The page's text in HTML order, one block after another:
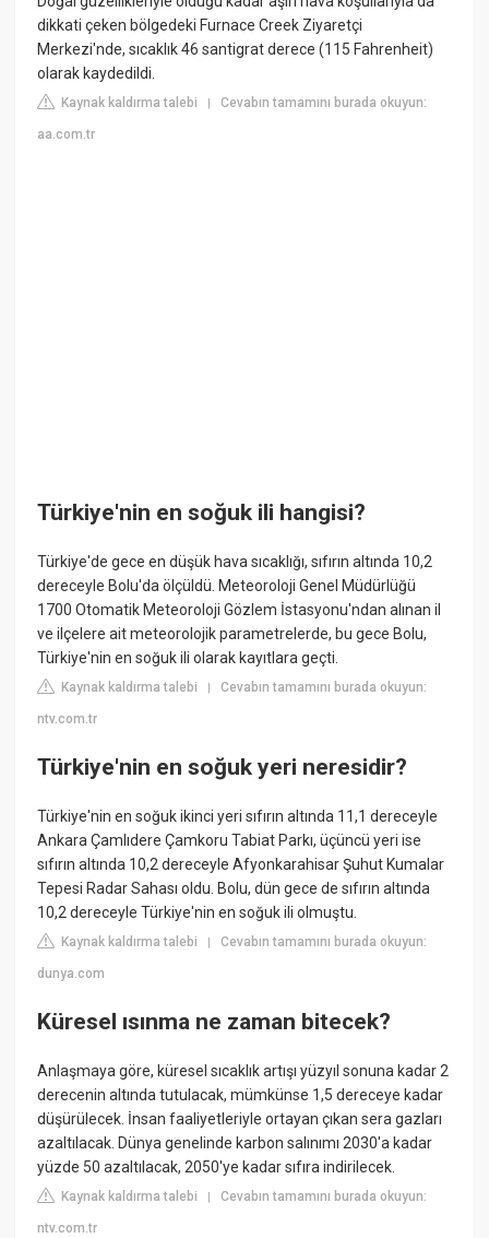
dikkati çeken bölgedeki Furnace Creek Ziyaretçi
Merkezi'nde, sıcaklık 46 santigrat derece (115 Fahrenheit)
olarak kaydedildi.
Kaynak kaldırma talebi |Cevabın tamamını burada okuyun:
aa.com.tr
Türkiye'nin en soğuk ili hangisi?
Türkiye'de gece en düşük hava sıcaklığı, sıfırın altında 10,2
dereceyle Bolu'da ölçüldü. Meteoroloji Genel Müdürlüğü
1700 Otomatik Meteoroloji Gözlem İstasyonu'ndan alınan il
ve ilçelere ait meteorolojik parametrelerde, bu gece Bolu,
Türkiye'nin en soğuk ili olarak kayıtlara geçti.
Kaynak kaldırma talebi |Cevabın tamamını burada okuyun:
ntv.com.tr
Türkiye'nin en soğuk yeri neresidir?
Türkiye'nin en soğuk ikinci yeri sıfırın altında 11,1 dereceyle
Ankara Çamlıdere Çamkoru Tabiat Parkı, üçüncü yeri ise
sıfırın altında 10,2 dereceyle Afyonkarahisar Şuhut Kumalar
Tepesi Radar Sahası oldu. Bolu, dün gece de sıfırın altında
10,2 dereceyle Türkiye'nin en soğuk ili olmuştu.
Kaynak kaldırma talebi |Cevabın tamamını burada okuyun:
dunya.com
Küresel ısınma ne zaman bitecek?
Anlaşmaya göre, küresel sıcaklık artışı yüzyıl sonuna kadar 2
derecenin altında tutulacak, mümkünse 1,5 dereceye kadar
düşürülecek. İnsan faaliyetleriyle ortayan çıkan sera gazları
azaltılacak. Dünya genelinde karbon salınımı 2030'a kadar
yüzde 50 azaltılacak, 2050'ye kadar sıfıra indirilecek.
Kaynak kaldırma talebi |Cevabın tamamını burada okuyun:
ntv.com.tr